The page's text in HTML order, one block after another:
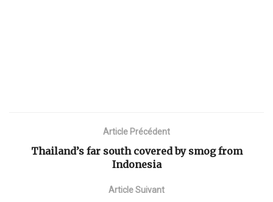
Article Précédent
Thailand’s far south covered by smog from
Indonesia
Article Suivant